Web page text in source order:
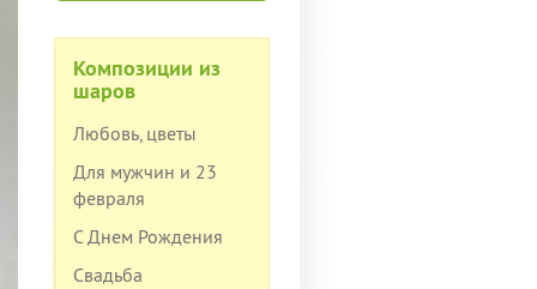
Композиции из
шаров
Любовь, цветы
Для мужчин и 23
февраля
С Днем Рождения
Свадьба